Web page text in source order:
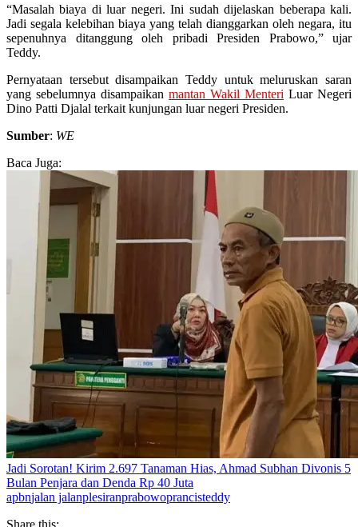
“Masalah biaya di luar negeri. Ini sudah dijelaskan beberapa kali.
Jadi segala kelebihan biaya yang telah dianggarkan oleh negara, itu
sepenuhnya ditanggung oleh pribadi Presiden Prabowo,” ujar
Teddy.
Pernyataan tersebut disampaikan Teddy untuk meluruskan saran
yang sebelumnya disampaikan mantan Wakil Menteri Luar Negeri
Dino Patti Djalal terkait kunjungan luar negeri Presiden.
Sumber: WE
Baca Juga:
Jadi Sorotan! Kirim 2.697 Tanaman Hias, Ahmad Subhan Divonis 5
Bulan Penjara dan Denda Rp 40 Juta
apbnjalan jalanplesiranprabowoprancisteddy